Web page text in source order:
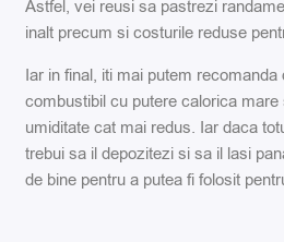
Astfel, vei reusi sa pastrezi
inalt precum si costurile reduse
Iar in final, iti mai putem
combustibil cu putere calorica
umiditate cat mai redus. Iar daca
trebui sa il depozitezi si sa il lasi
de bine pentru a putea fi folosit